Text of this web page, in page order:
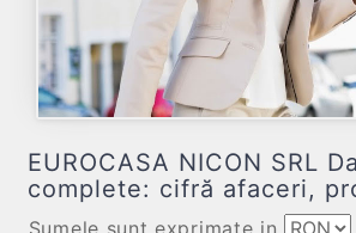
EUROCASA NICON SRL
complete: cifră afaceri,